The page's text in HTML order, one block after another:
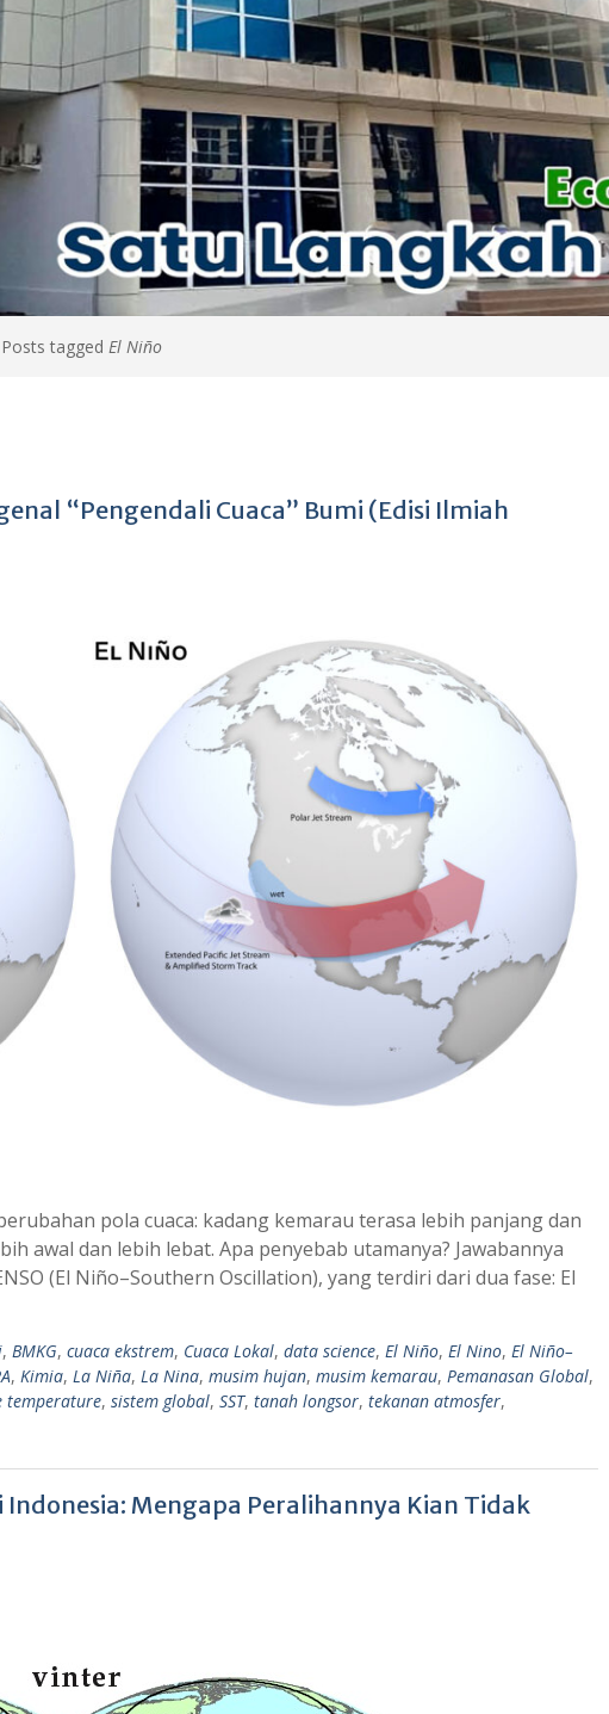
Posts tagged El Niño
“Pengendali Cuaca” Bumi (Edisi Ilmiah
pola cuaca: kadang kemarau terasa lebih panjang dan
awal dan lebih lebat. Apa penyebab utamanya? Jawabannya
(El Niño–Southern Oscillation), yang terdiri dari dua fase: El
, BMKG, cuaca ekstrem, Cuaca Lokal, data science, El Niño, El Nino, El Niño–
, Kimia, La Niña, La Nina, musim hujan, musim kemarau, Pemanasan Global,
temperature, sistem global, SST, tanah longsor, tekanan atmosfer,
Mengapa Peralihannya Kian Tidak